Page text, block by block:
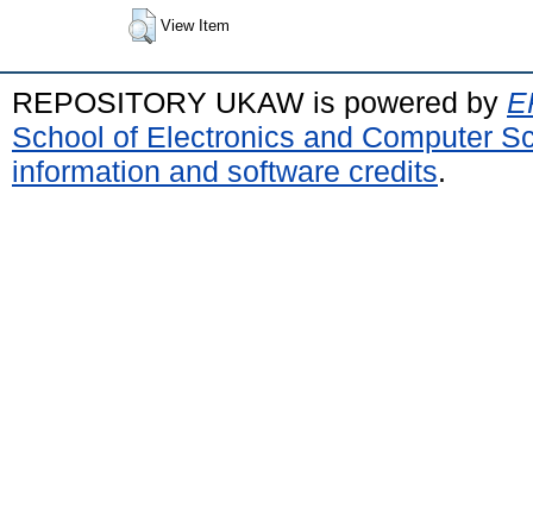
View Item
REPOSITORY UKAW is powered by
School of Electronics and Computer
information and software credits.